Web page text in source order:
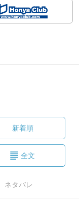
新着順
全文
ネタバレ